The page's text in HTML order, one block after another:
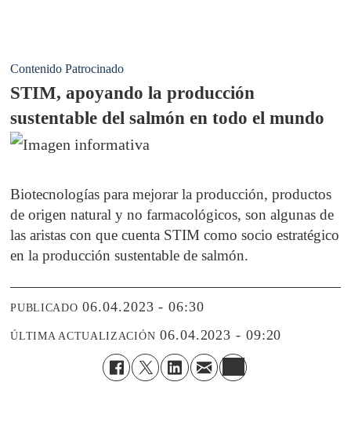
Contenido Patrocinado
STIM, apoyando la producción
sustentable del salmón en todo el mundo
Biotecnologías para mejorar la producción, productos
de origen natural y no farmacológicos, son algunas de
las aristas con que cuenta STIM como socio estratégico
en la producción sustentable de salmón.
PUBLICADO 06.04.2023 - 06:30
ÚLTIMA ACTUALIZACIÓN 06.04.2023 - 09:20